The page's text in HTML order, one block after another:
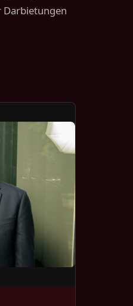
Darbietungen